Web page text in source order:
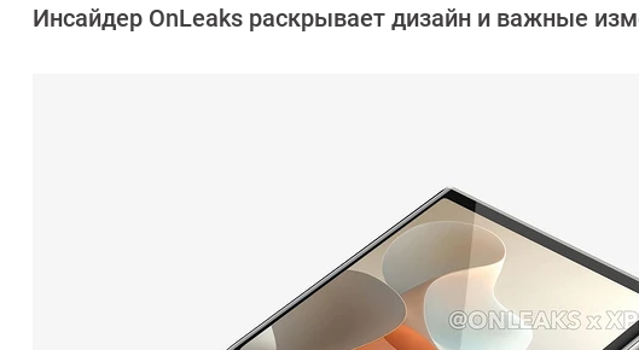
Довлатова
Инсайдер OnLeaks раскрывает дизайн и важные